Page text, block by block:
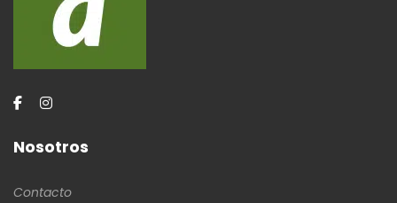
Nosotros
Contacto